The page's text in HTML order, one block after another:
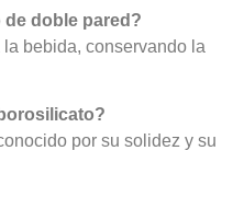
doble pared?
bebida, conservando la
por su solidez y su